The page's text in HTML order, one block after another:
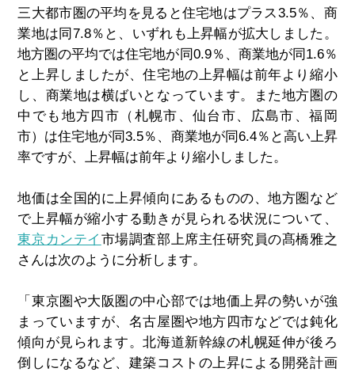
三大都市圏の平均を見ると住宅地はプラス3.5％、商
業地は同7.8％と、いずれも上昇幅が拡大しました。
地方圏の平均では住宅地が同0.9％、商業地が同1.6％
と上昇しましたが、住宅地の上昇幅は前年より縮小
し、商業地は横ばいとなっています。また地方圏の
中でも地方四市（札幌市、仙台市、広島市、福岡
市）は住宅地が同3.5％、商業地が同6.4％と高い上昇
率ですが、上昇幅は前年より縮小しました。
地価は全国的に上昇傾向にあるものの、地方圏など
で上昇幅が縮小する動きが見られる状況について、
東京カンテイ 市場調査部上席主任研究員の髙橋雅之
さんは次のように分析します。
「東京圏や大阪圏の中心部では地価上昇の勢いが強
まっていますが、名古屋圏や地方四市などでは鈍化
傾向が見られます。北海道新幹線の札幌延伸が後ろ
倒しになるなど、建築コストの上昇による開発計画